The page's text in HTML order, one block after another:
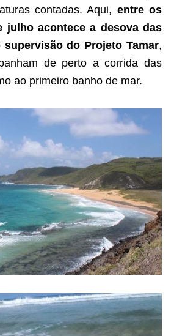
contadas. Aqui, entre os
julho acontece a desova das
do Projeto Tamar,
de perto a corrida das
ao primeiro banho de mar.